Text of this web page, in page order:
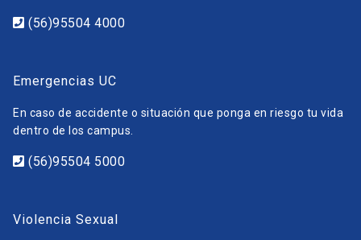
(56)95504 4000
Emergencias UC
En caso de accidente o situación que ponga en riesgo tu vida
dentro de los campus.
(56)95504 5000
Violencia Sexual